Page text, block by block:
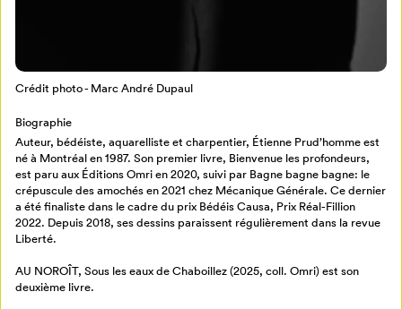
Billetterie
Retour à l’accueil
Crédit photo - Marc André Dupaul
Biographie
Auteur, bédéiste, aquarelliste et charpentier, Étienne Prud’homme est
né à Montréal en 1987. Son premier livre, Bienvenue les profondeurs,
est paru aux Éditions Omri en 2020, suivi par Bagne bagne bagne: le
crépuscule des amochés en 2021 chez Mécanique Générale. Ce dernier
a été finaliste dans le cadre du prix Bédéis Causa, Prix Réal-Fillion
2022. Depuis 2018, ses dessins paraissent régulièrement dans la revue
Liberté.
AU NOROÎT, Sous les eaux de Chaboillez (2025, coll. Omri) est son
deuxième livre.
Créer un profil
Annuler